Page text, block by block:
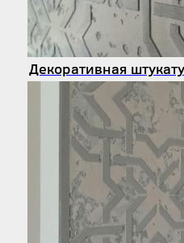
Декоративная